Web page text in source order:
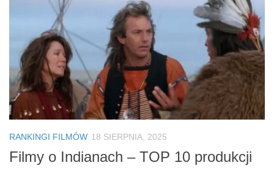
RANKINGI FILMÓW 18 SIERPNIA, 2025
Filmy o Indianach – TOP 10 produkcji